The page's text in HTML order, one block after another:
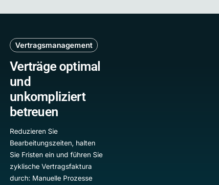
Vertragsmanagement
Verträge optimal
und
unkompliziert
betreuen
Reduzieren Sie
Bearbeitungszeiten, halten
Sie Fristen ein und führen Sie
zyklische Vertragsfaktura
durch: Manuelle Prozesse